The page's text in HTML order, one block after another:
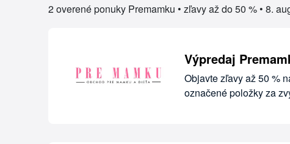
2 overené ponuky Premamku • zľavy až do 50 % • 8.
Výpredaj
Objavte zľavy až 50 %
označené položky za